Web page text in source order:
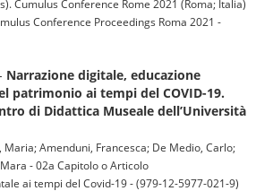
Cumulus Conference Rome 2021 (Roma; Italia)
Conference Proceedings Roma 2021 -
Narrazione digitale, educazione
patrimonio ai tempi del COVID-19.
di Didattica Museale dell’Università
Maria; Amenduni, Francesca; De Medio, Carlo;
- 02a Capitolo o Articolo
ai tempi del Covid-19 - (979-12-5977-021-9)